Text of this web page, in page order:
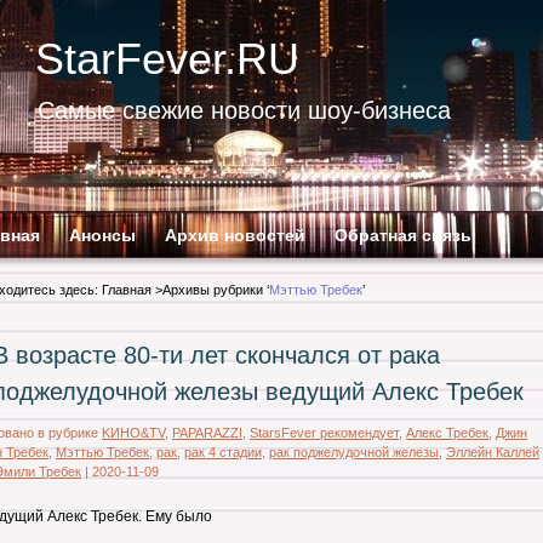
StarFever.RU
Самые свежие новости шоу-бизнеса
Анонсы Архив новостей Обратная связь
здесь: Главная >Архивы рубрики ‘Мэттью Требек’
возрасте 80-ти лет скончался от рака
железы ведущий Алекс Требек
в рубрике KИНО&TV, PAPARAZZI StarsFever рекомендует, Алекс Требек Джин
Требек Мэттью Требек рак рак 4 стадии рак поджелудочной железы Эллейн Каллей
Требек | 2020-11-09
Алекс Требек. Ему было